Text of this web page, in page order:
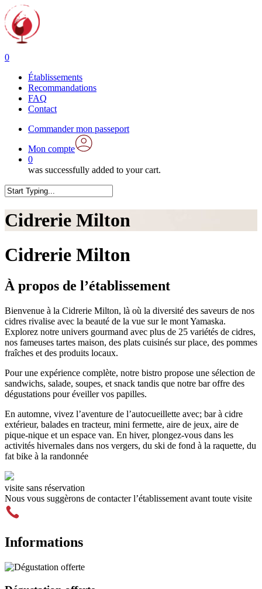
Skip
to
main
content
0
Établissements
Recommandations
FAQ
Contact
Commander mon passeport
Mon compte
0
was successfully added to your cart.
Search
Cidrerie Milton
Cidrerie Milton
À propos de l’établissement
Bienvenue à la Cidrerie Milton, là où la diversité des saveurs de nos
cidres rivalise avec la beauté de la vue sur le mont Yamaska.
Explorez notre univers gourmand avec plus de 25 variétés de cidres,
nos fameuses tartes maison, des plats cuisinés sur place, des pommes
fraîches et des produits locaux.
Pour une expérience complète, notre bistro propose une sélection de
sandwichs, salade, soupes, et snack tandis que notre bar offre des
dégustations pour éveiller vos papilles.
En automne, vivez l’aventure de l’autocueillette avec; bar à cidre
extérieur, balades en tracteur, mini fermette, aire de jeux, aire de
pique-nique et un espace van. En hiver, plongez-vous dans les
activités hivernales dans nos vergers, du ski de fond à la raquette, du
fat bike à la randonnée
visite sans réservation
Nous vous suggèrons de contacter l’établissement avant toute visite
Informations